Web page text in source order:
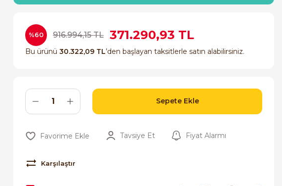
%60 916.994,15 TL 371.290,93 TL
Bu ürünü 30.322,09 TL’den başlayan taksitlerle satın alabilirsiniz.
Sepete Ekle
Tavsiye Et Fiyat Alarmı
Karşılaştır